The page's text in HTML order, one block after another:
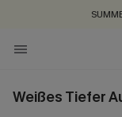
ZUM
Weißes Tiefer